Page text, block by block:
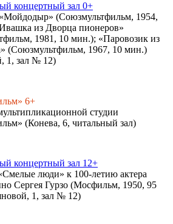
концертный зал 0+
(Союзмультфильм, 1954,
из Дворца пионеров»
1981, 10 мин.); «Паровозик из
(Союзмультфильм, 1967, 10 мин.)
1, зал № 12)
6+
студии
(Конева, 6, читальный зал)
концертный зал 12+
люди» к 100-летию актера
Сергея Гурзо (Мосфильм, 1950, 95
1, зал № 12)